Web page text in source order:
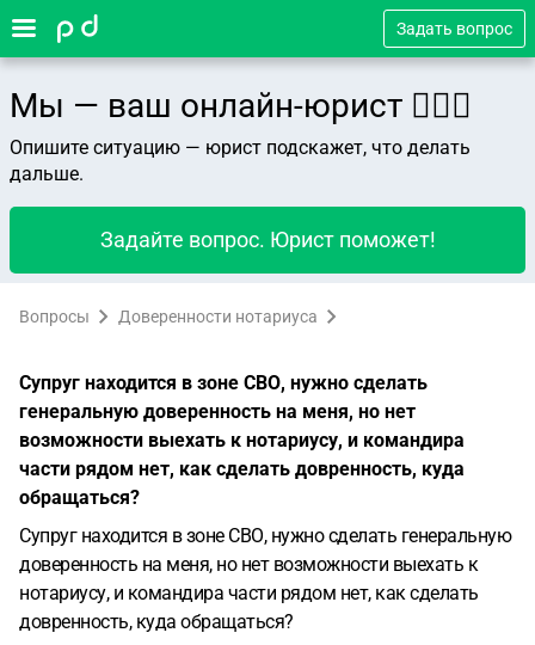
Задать вопрос
Мы — ваш онлайн-юрист 👨🏻‍⚖️
Опишите ситуацию — юрист подскажет, что делать
дальше.
Задайте вопрос. Юрист поможет!
Вопросы Доверенности нотариуса
Супруг находится в зоне СВО, нужно сделать
генеральную доверенность на меня, но нет
возможности выехать к нотариусу, и командира
части рядом нет, как сделать довренность, куда
обращаться?
Супруг находится в зоне СВО, нужно сделать генеральную
доверенность на меня, но нет возможности выехать к
нотариусу, и командира части рядом нет, как сделать
довренность, куда обращаться?